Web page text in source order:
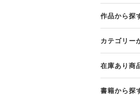
プレミアム会員について
作品から探
カテゴリー
在庫あり商
書籍から探